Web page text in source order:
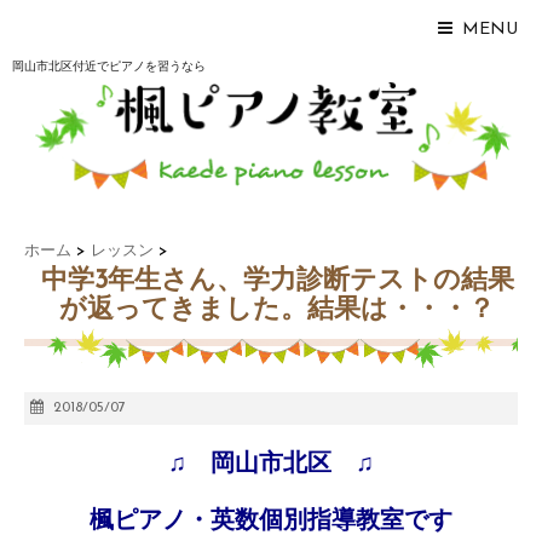
MENU
岡山市北区付近でピアノを習うなら
ホーム > レッスン >
中学3年生さん、学力診断テストの結果
が返ってきました。結果は・・・？
2018/05/07
♫ 岡山市北区 ♫
楓ピアノ・英数個別指導教室です